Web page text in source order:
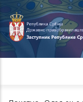
to
main
content